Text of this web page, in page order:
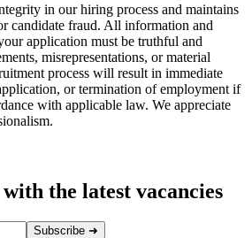
in our hiring process and maintains
candidate fraud. All information and
application must be truthful and
misrepresentations, or material
process will result in immediate
or termination of employment if
with applicable law. We appreciate
the latest vacancies
Subscribe ➜